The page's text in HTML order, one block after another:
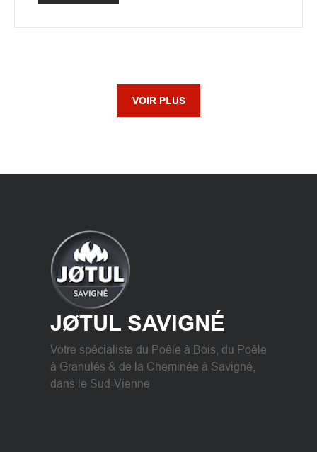
VOIR PLUS
JØTUL SAVIGNÉ
Votre spécialiste du Poêle à Bois, du Poêle
à Granulés & de la Cheminée à Savigné,
dans le Sud-Vienne